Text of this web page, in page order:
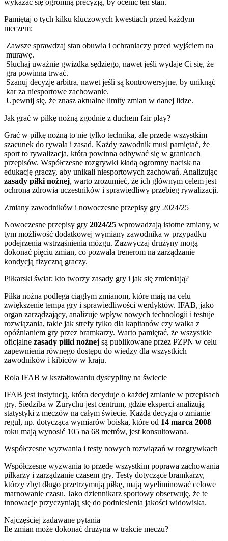
Pamiętaj o tych kilku kluczowych kwestiach przed każdym
meczem:
Zawsze sprawdzaj stan obuwia i ochraniaczy przed wyjściem na
murawę.
Słuchaj uważnie gwizdka sędziego, nawet jeśli wydaje Ci się, że
gra powinna trwać.
Szanuj decyzje arbitra, nawet jeśli są kontrowersyjne, by uniknąć
kar za niesportowe zachowanie.
Upewnij się, że znasz aktualne limity zmian w danej lidze.
Jak grać w piłkę nożną zgodnie z duchem fair play?
Grać w piłkę nożną to nie tylko technika, ale przede wszystkim
szacunek do rywala i zasad. Każdy zawodnik musi pamiętać, że
sport to rywalizacja, która powinna odbywać się w granicach
przepisów. Współczesne rozgrywki kładą ogromny nacisk na
edukację graczy, aby unikali niesportowych zachowań. Analizując
zasady piłki nożnej, warto zrozumieć, że ich głównym celem jest
ochrona zdrowia uczestników i sprawiedliwy przebieg rywalizacji.
Zmiany zawodników i nowoczesne przepisy gry 2024/25
Nowoczesne przepisy gry 2024/25 wprowadzają istotne zmiany, w
tym możliwość dodatkowej wymiany zawodnika w przypadku
podejrzenia wstrząśnienia mózgu. Zazwyczaj drużyny mogą
dokonać pięciu zmian, co pozwala trenerom na zarządzanie
kondycją fizyczną graczy.
Piłkarski świat: kto tworzy zasady gry i jak się zmieniają?
Piłka nożna podlega ciągłym zmianom, które mają na celu
zwiększenie tempa gry i sprawiedliwości werdyktów. IFAB, jako
organ zarządzający, analizuje wpływ nowych technologii i testuje
rozwiązania, takie jak strefy tylko dla kapitanów czy walka z
opóźnianiem gry przez bramkarzy. Warto pamiętać, że wszystkie
oficjalne zasady piłki nożnej są publikowane przez PZPN w celu
zapewnienia równego dostępu do wiedzy dla wszystkich
zawodników i kibiców w kraju.
Rola IFAB w kształtowaniu dyscypliny na świecie
IFAB jest instytucją, która decyduje o każdej zmianie w przepisach
gry. Siedziba w Zurychu jest centrum, gdzie eksperci analizują
statystyki z meczów na całym świecie. Każda decyzja o zmianie
reguł, np. dotycząca wymiarów boiska, które od 14 marca 2008
roku mają wynosić 105 na 68 metrów, jest konsultowana.
Współczesne wyzwania i testy nowych rozwiązań w rozgrywkach
Współczesne wyzwania to przede wszystkim poprawa zachowania
piłkarzy i zarządzanie czasem gry. Testy dotyczące bramkarzy,
którzy zbyt długo przetrzymują piłkę, mają wyeliminować celowe
marnowanie czasu. Jako dziennikarz sportowy obserwuję, że te
innowacje przyczyniają się do podniesienia jakości widowiska.
Najczęściej zadawane pytania
Ile zmian może dokonać drużyna w trakcie meczu?